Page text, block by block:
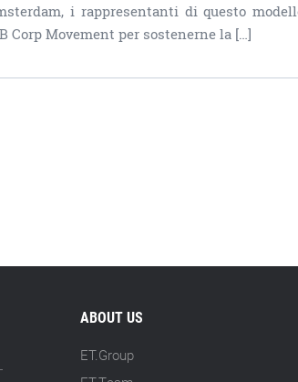
i rappresentanti di questo
Movement per sostenerne la […]
ABOUT US
ET.Group